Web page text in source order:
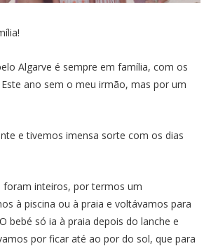
Algarve é sempre em família, com os
ano sem o meu irmão, mas por um
e tivemos imensa sorte com os dias
foram inteiros, por termos um
à piscina ou à praia e voltávamos para
bebé só ia à praia depois do lanche e
por ficar até ao por do sol, que para